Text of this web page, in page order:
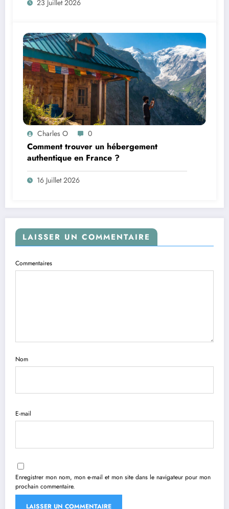
23 Juillet 2026
Charles O 0
Comment trouver un hébergement
authentique en France ?
16 Juillet 2026
LAISSER UN COMMENTAIRE
Commentaires
Nom
E-mail
Enregistrer mon nom, mon e-mail et mon site dans le navigateur pour mon
prochain commentaire.